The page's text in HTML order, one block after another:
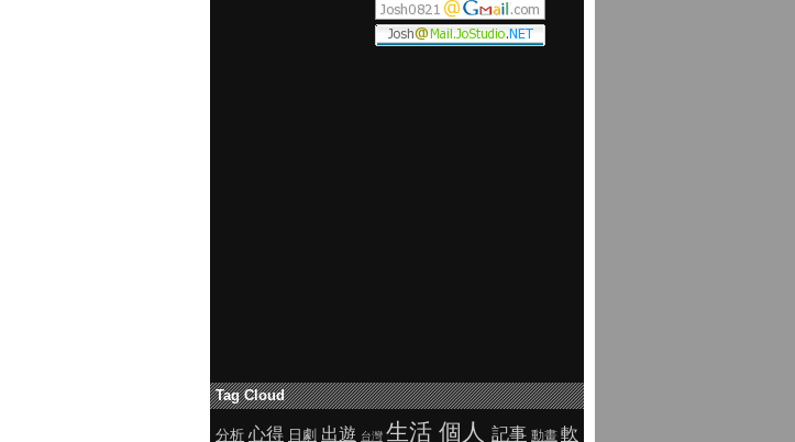
Tag Cloud
分析 心得 日劇 出遊 台灣 生活 個人 記事 動畫 軟